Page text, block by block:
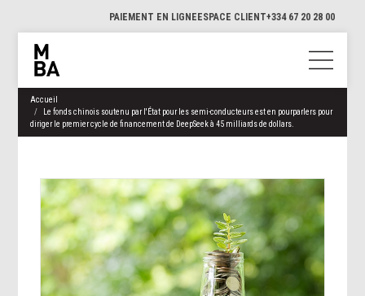
PAIEMENT EN LIGNEESPACE CLIENT+334 67 20 28 00
Accueil
Le fonds chinois soutenu par l'État pour les semi-conducteurs est en pourparlers pour
diriger le premier cycle de financement de DeepSeek à 45 milliards de dollars.